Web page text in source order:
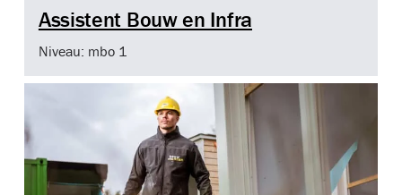
Assistent Bouw en Infra
Niveau: mbo 1